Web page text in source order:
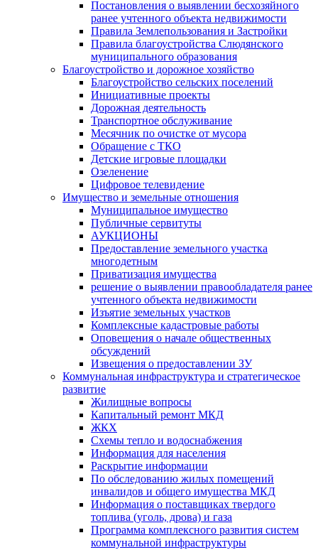
Постановления о выявлении бесхозяйного
ранее учтенного объекта недвижимости
Правила Землепользования и Застройки
Правила благоустройства Слюдянского
муниципального образования
Благоустройство и дорожное хозяйство
Благоустройство сельских поселений
Инициативные проекты
Дорожная деятельность
Транспортное обслуживание
Месячник по очистке от мусора
Обращение с ТКО
Детские игровые площадки
Озеленение
Цифровое телевидение
Имущество и земельные отношения
Муниципальное имущество
Публичные сервитуты
АУКЦИОНЫ
Предоставление земельного участка
многодетным
Приватизация имущества
решение о выявлении правообладателя ранее
учтенного объекта недвижимости
Изъятие земельных участков
Комплексные кадастровые работы
Оповещения о начале общественных
обсуждений
Извещения о предоставлении ЗУ
Коммунальная инфраструктура и стратегическое
развитие
Жилищные вопросы
Капитальный ремонт МКД
ЖКХ
Схемы тепло и водоснабжения
Информация для населения
Раскрытие информации
По обследованию жилых помещений
инвалидов и общего имущества МКД
Информация о поставщиках твердого
топлива (уголь, дрова) и газа
Программа комплексного развития систем
коммунальной инфраструктуры